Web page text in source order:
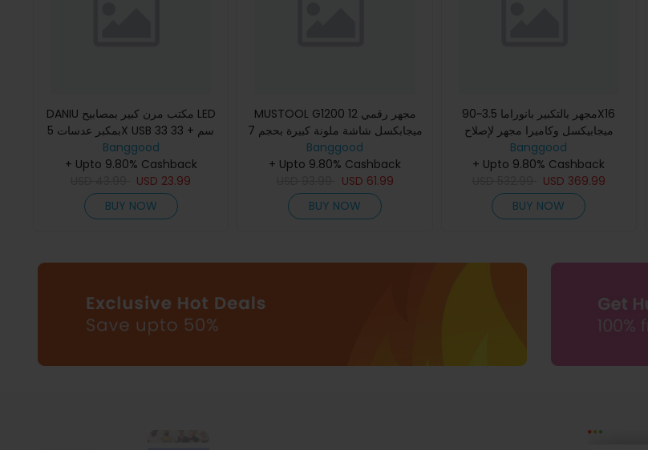
DANIU مكتب مرن كبير بمصابيح LED
بمكبر عدسات 5X USB 33 سم + 33
Banggood
+ Upto 9.80% Cashback
USD 23.99
BUY NOW
MUSTOOL G1200 مجهر رقمي 12
ميجابكسل شاشة ملونة كبيرة بحجم 7
بوصات شاشة LCD قاعدة كبيرة تكبير
مستمر من 1 إلى 1200 مرة مع
Banggood
+ Upto 9.80% Cashback
USD 61.99
BUY NOW
مجهر بالتكبير بانوراما 3.5~90X16
ميجابيكسل وكاميرا مجهر لإصلاح
اللوحات الالكترونية الصناعيةوقوية
،عالية الجودةو ر
Banggood
+ Upto 9.80% Cashback
USD 369.99
BUY NOW